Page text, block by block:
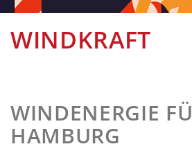
WINDKRAFT
WINDENERGIE
HAMBURG